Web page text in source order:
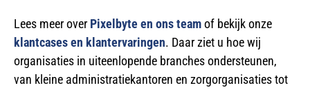
Lees meer over Pixelbyte en ons teamof bekijk onze
klantcases en klantervaringen. Daar ziet u hoe wij
organisaties in uiteenlopende branches ondersteunen,
van kleine administratiekantoren en zorgorganisaties tot